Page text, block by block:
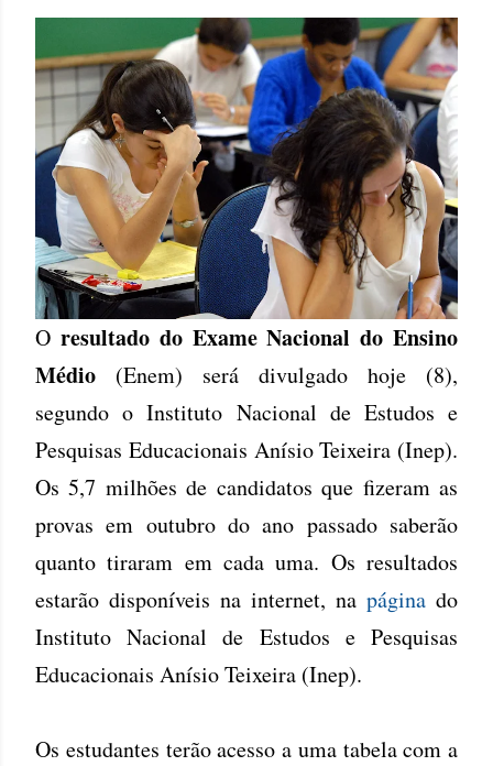
O resultado do Exame Nacional do Ensino
Médio (Enem) será divulgado hoje (8),
segundo o Instituto Nacional de Estudos e
Pesquisas Educacionais Anísio Teixeira (Inep).
Os 5,7 milhões de candidatos que fizeram as
provas em outubro do ano passado saberão
quanto tiraram em cada uma. Os resultados
estarão disponíveis na internet, na página do
Instituto Nacional de Estudos e Pesquisas
Educacionais Anísio Teixeira (Inep).
Os estudantes terão acesso a uma tabela com a